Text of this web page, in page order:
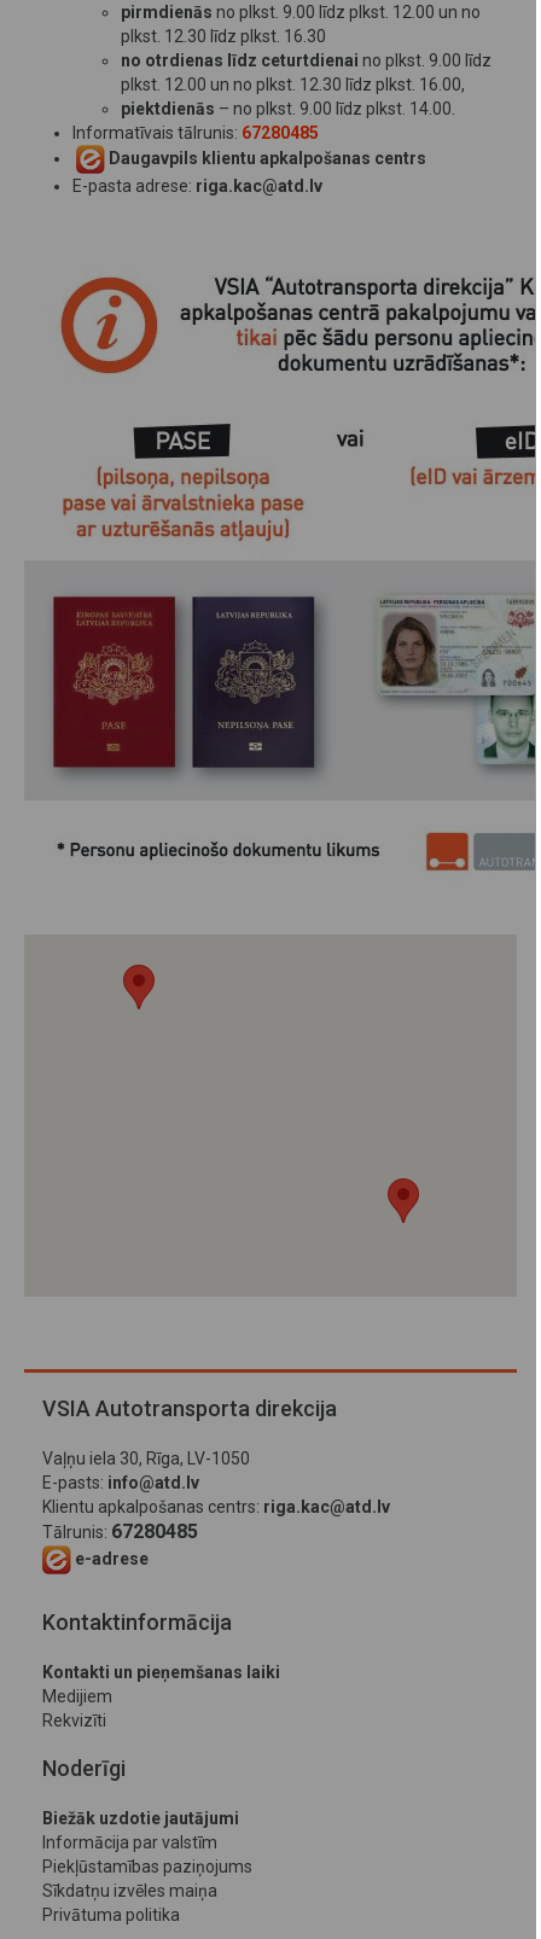
pirmdienās no plkst. 9.00 līdz plkst. 12.00 un no
plkst. 12.30 līdz plkst. 16.30
no otrdienas līdz ceturtdienai no plkst. 9.00 līdz
plkst. 12.00 un no plkst. 12.30 līdz plkst. 16.00,
piektdienās – no plkst. 9.00 līdz plkst. 14.00.
Informatīvais tālrunis: 67280485
Daugavpils klientu apkalpošanas centrs
E-pasta adrese: riga.kac@atd.lv
VSIA Autotransporta direkcija
Vaļņu iela 30, Rīga, LV-1050
E-pasts: info@atd.lv
Klientu apkalpošanas centrs: riga.kac@atd.lv
Tālrunis: 67280485
e-adrese
Kontaktinformācija
Kontakti un pieņemšanas laiki
Medijiem
Rekvizīti
Noderīgi
Biežāk uzdotie jautājumi
Informācija par valstīm
Piekļūstamības paziņojums
Sīkdatņu izvēles maiņa
Privātuma politika